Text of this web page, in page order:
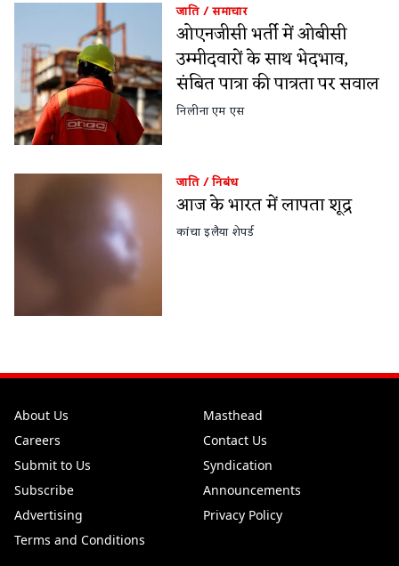
जाति/समाचार
ओएनजीसी भर्ती में ओबीसी
उम्मीदवारों के साथ भेदभाव,
संबित पात्रा की पात्रता पर सवाल
निलीना एम एस
जाति/निबंध
आज के भारत में लापता शूद्र
कांचा इलैया शेपर्ड
About Us
Masthead
Careers
Contact Us
Submit to Us
Syndication
Subscribe
Announcements
Advertising
Privacy Policy
Terms and Conditions